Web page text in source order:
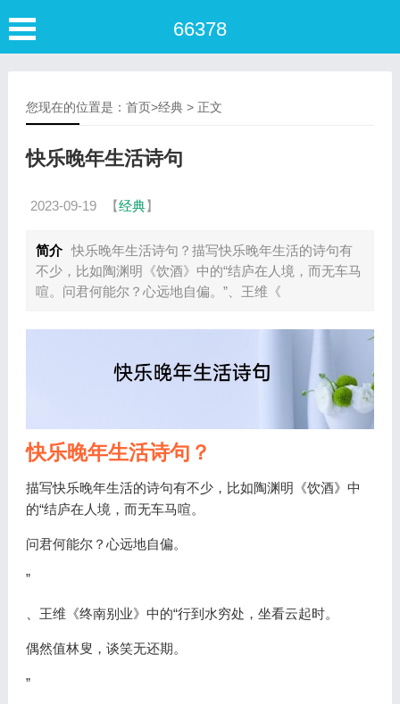
66378
您现在的位置是： 首页>经典> 正文
快乐晚年生活诗句
2023-09-19 【经典】
简介 快乐晚年生活诗句？描写快乐晚年生活的诗句有
不少，比如陶渊明《饮酒》中的“结庐在人境，而无车马
喧。问君何能尔？心远地自偏。”、王维《
快乐晚年生活诗句？
描写快乐晚年生活的诗句有不少，比如陶渊明《饮酒》中
的“结庐在人境，而无车马喧。
问君何能尔？心远地自偏。
”
、王维《终南别业》中的“行到水穷处，坐看云起时。
偶然值林叟，谈笑无还期。
”